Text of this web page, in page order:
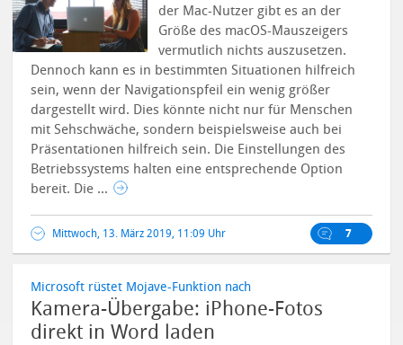
der Mac-Nutzer gibt es an der
Größe des macOS-Mauszeigers
vermutlich nichts auszusetzen.
Dennoch kann es in bestimmten Situationen hilfreich
sein, wenn der Navigationspfeil ein wenig größer
dargestellt wird. Dies könnte nicht nur für Menschen
mit Sehschwäche, sondern beispielsweise auch bei
Präsentationen hilfreich sein. Die Einstellungen des
Betriebssystems halten eine entsprechende Option
bereit. Die ...
Mittwoch, 13. März 2019, 11:09 Uhr 7
Microsoft rüstet Mojave-Funktion nach
Kamera-Übergabe: iPhone-Fotos
direkt in Word laden